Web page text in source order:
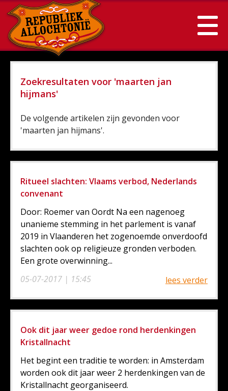
Zoekresultaten voor 'maarten jan
hijmans'
De volgende artikelen zijn gevonden voor
'maarten jan hijmans'.
Ritueel slachten: Vlaams verbod, Nederlands
convenant
05-07-2017 | 15:45
Door: Roemer van Oordt Na een nagenoeg
unanieme stemming in het parlement is vanaf
2019 in Vlaanderen het zogenoemde onverdoofd
slachten ook op religieuze gronden verboden.
Een grote overwinning...
lees verder
Ook dit jaar weer gedoe rond herdenkingen
Kristallnacht
Het begint een traditie te worden: in Amsterdam
worden ook dit jaar weer 2 herdenkingen van de
Kristallnacht georganiseerd.